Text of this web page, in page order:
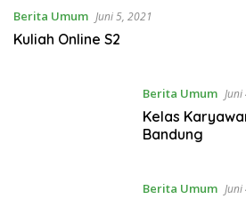
Berita Umum Juni 5, 2021
Kuliah Online S2
Berita Umum Juni
Kelas
Bandung
Berita Umum Juni